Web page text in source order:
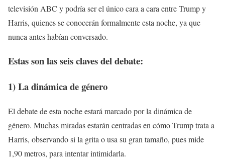
televisión ABC y podría ser el único cara a cara entre Trump y
Harris, quienes se conocerán formalmente esta noche, ya que
nunca antes habían conversado.
Estas son las seis claves del debate:
1) La dinámica de género
El debate de esta noche estará marcado por la dinámica de
género. Muchas miradas estarán centradas en cómo Trump trata a
Harris, observando si la grita o usa su gran tamaño, pues mide
1,90 metros, para intentar intimidarla.